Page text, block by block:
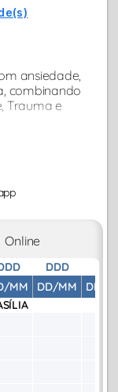
ansiedade,
combinando
Trauma e
Online
MM
DDD
DD/MM
DD/